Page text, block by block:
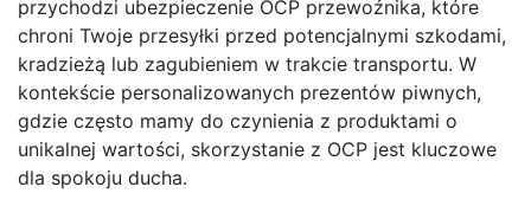
przychodzi ubezpieczenie OCP przewoźnika, które
chroni Twoje przesyłki przed potencjalnymi szkodami,
kradzieżą lub zagubieniem w trakcie transportu. W
kontekście personalizowanych prezentów piwnych,
gdzie często mamy do czynienia z produktami o
unikalnej wartości, skorzystanie z OCP jest kluczowe
dla spokoju ducha.